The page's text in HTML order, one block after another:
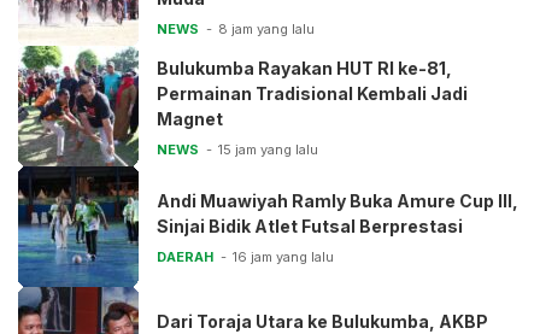
NEWS 8 jam yang lalu
Bulukumba Rayakan HUT RI ke-81,
Permainan Tradisional Kembali Jadi
Magnet
NEWS 15 jam yang lalu
Andi Muawiyah Ramly Buka Amure Cup III,
Sinjai Bidik Atlet Futsal Berprestasi
DAERAH 16 jam yang lalu
Dari Toraja Utara ke Bulukumba, AKBP